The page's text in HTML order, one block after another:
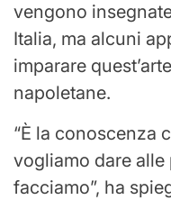
vengono
Italia, ma alcuni
imparare
napoletane.
“È la conoscenza
vogliamo dare
facciamo”, ha